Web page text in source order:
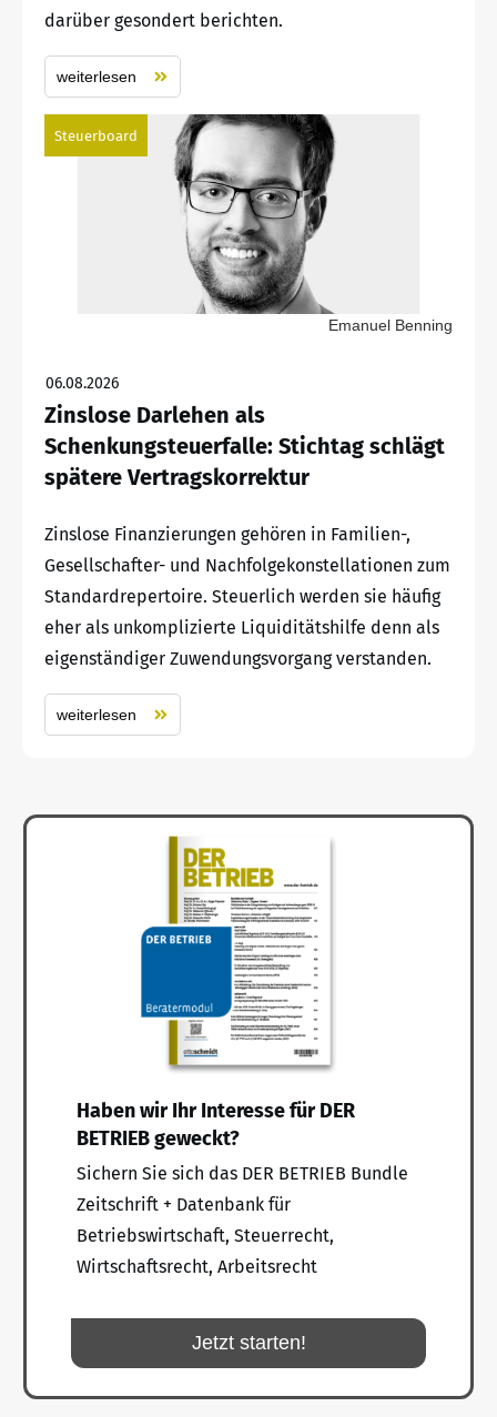
darüber gesondert berichten.
weiterlesen
Steuerboard
Emanuel Benning
06.08.2026
Zinslose Darlehen als
Schenkungsteuerfalle: Stichtag schlägt
spätere Vertragskorrektur
Zinslose Finanzierungen gehören in Familien-,
Gesellschafter- und Nachfolgekonstellationen zum
Standardrepertoire. Steuerlich werden sie häufig
eher als unkomplizierte Liquiditätshilfe denn als
eigenständiger Zuwendungsvorgang verstanden.
weiterlesen
Haben wir Ihr Interesse für DER
BETRIEB geweckt?
Sichern Sie sich das DER BETRIEB Bundle
Zeitschrift + Datenbank für
Betriebswirtschaft, Steuerrecht,
Wirtschaftsrecht, Arbeitsrecht
Jetzt starten!